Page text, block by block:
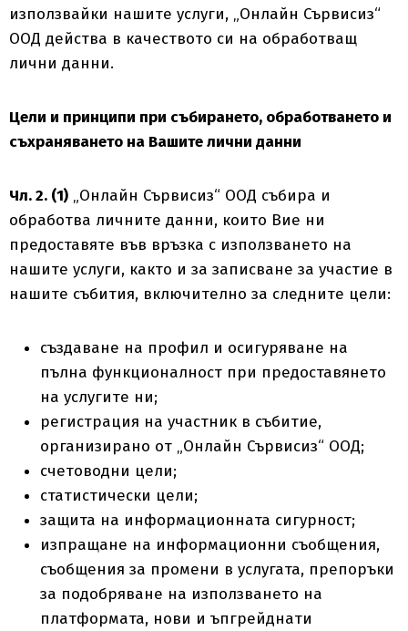
използвайки нашите услуги, „Онлайн Сървисиз“
ООД действа в качеството си на обработващ
лични данни.
Цели и принципи при събирането, обработването и
съхраняването на Вашите лични данни
Чл. 2. (1) „Онлайн Сървисиз“ ООД събира и
обработва личните данни, които Вие ни
предоставяте във връзка с използването на
нашите услуги, както и за записване за участие в
нашите събития, включително за следните цели:
създаване на профил и осигуряване на
пълна функционалност при предоставянето
на услугите ни;
регистрация на участник в събитие,
организирано от „Онлайн Сървисиз“ ООД;
счетоводни цели;
статистически цели;
защита на информационната сигурност;
изпращане на информационни съобщения,
съобщения за промени в услугата, препоръки
за подобряване на използването на
платформата, нови и ъпгрейднати